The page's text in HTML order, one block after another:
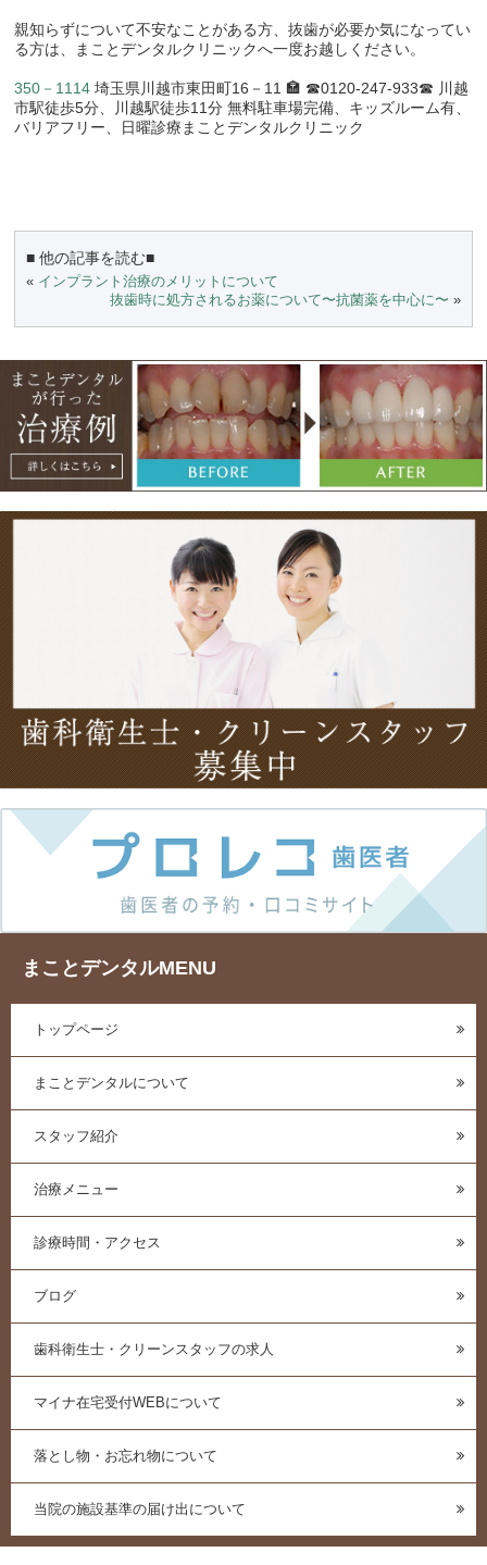
親知らずについて不安なことがある方、抜歯が必要か気になってい
る方は、まことデンタルクリニックへ一度お越しください。
350－1114 埼玉県川越市東田町16－11 🏣 ☎0120-247-933☎ 川越
市駅徒歩5分、川越駅徒歩11分 無料駐車場完備、キッズルーム有、
バリアフリー、日曜診療まことデンタルクリニック
■ 他の記事を読む■
« インプラント治療のメリットについて
抜歯時に処方されるお薬について〜抗菌薬を中心に〜 »
まことデンタルMENU
トップページ
まことデンタルについて
スタッフ紹介
治療メニュー
診療時間・アクセス
ブログ
歯科衛生士・クリーンスタッフの求人
マイナ在宅受付WEBについて
落とし物・お忘れ物について
当院の施設基準の届け出について